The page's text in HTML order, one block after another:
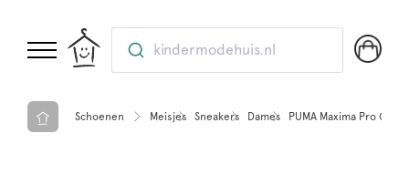
kindermodehuis.nl
Schoenen Meisjes Sneakers Dames PUMA Maxima Pro